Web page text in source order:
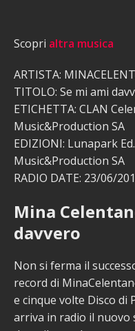
Scopri altra musica
ARTISTA:
TITOLO: Se mi ami
ETICHETTA: CLAN
Music&Production SA
EDIZIONI: Lunapark
Music&Production SA
RADIO DATE: 23/06/
Mina
davvero
Non si ferma il
record di
e cinque volte Disco di
arriva in radio il nuovo